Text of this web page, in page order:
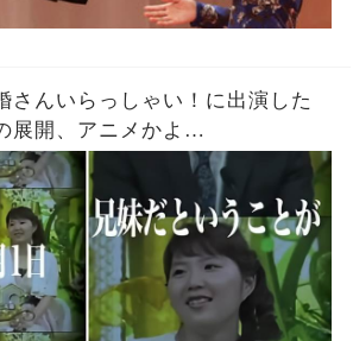
さんいらっしゃい！に出演した
展開、アニメかよ…